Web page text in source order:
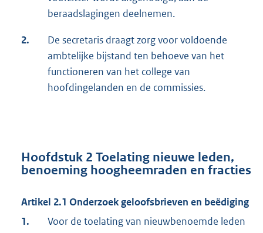
beraadslagingen deelnemen.
2.
De secretaris draagt zorg voor voldoende
ambtelijke bijstand ten behoeve van het
functioneren van het college van
hoofdingelanden en de commissies.
Hoofdstuk 2 Toelating nieuwe leden,
benoeming hoogheemraden en fracties
Artikel 2.1 Onderzoek geloofsbrieven en beëdiging
1.
Voor de toelating van nieuwbenoemde leden